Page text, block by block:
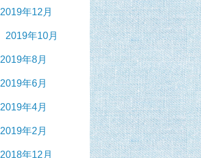
2019年12月
2019年10月
2019年8月
2019年6月
2019年4月
2019年2月
2018年12月